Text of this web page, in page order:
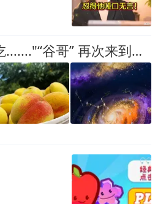
"这个是软硬两吃......."“谷哥” 再次来到荆州→